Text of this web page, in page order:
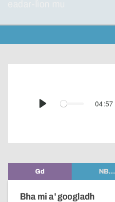
Play
04:57
Gd NB…
Bha mi a' googladh